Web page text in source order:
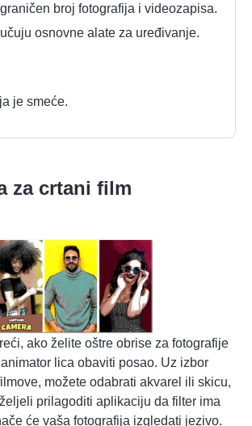
broj fotografija i videozapisa.
osnovne alate za uređivanje.
je smeće.
za crtani film
ako želite oštre obrise za fotografije
lica obaviti posao. Uz izbor
možete odabrati akvarel ili skicu,
prilagoditi aplikaciju da filter ima
će vaša fotografija izgledati jezivo.